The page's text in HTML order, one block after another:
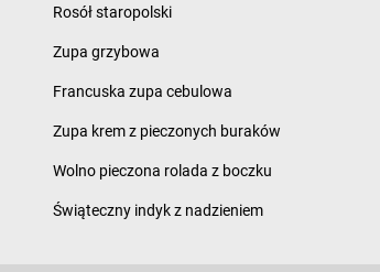
Rosół staropolski
Zupa grzybowa
Francuska zupa cebulowa
Zupa krem z pieczonych buraków
Wolno pieczona rolada z boczku
Świąteczny indyk z nadzieniem